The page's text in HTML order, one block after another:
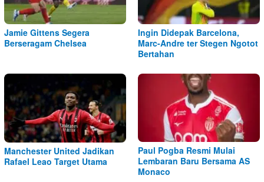
Jamie Gittens Segera
Berseragam Chelsea
Ingin Didepak Barcelona,
Marc-Andre ter Stegen Ngotot
Bertahan
Manchester United Jadikan
Rafael Leao Target Utama
Paul Pogba Resmi Mulai
Lembaran Baru Bersama AS
Monaco